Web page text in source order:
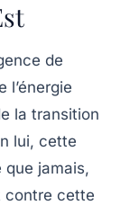
de
l’énergie
la transition
lui, cette
jamais,
contre cette